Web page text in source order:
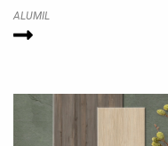
ALUMIL